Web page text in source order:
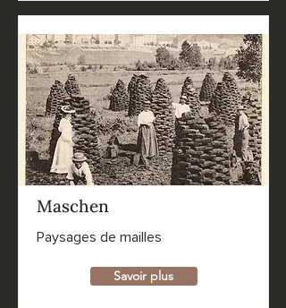
Maschen
Paysages de mailles
Savoir plus